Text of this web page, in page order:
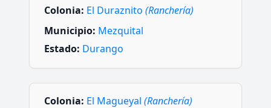
Colonia: El Duraznito (Ranchería)
Municipio: Mezquital
Estado: Durango
Colonia: El Magueyal (Ranchería)